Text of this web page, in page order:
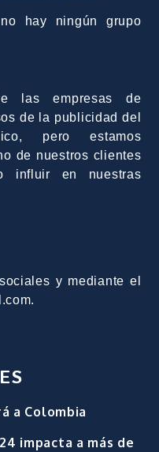
hay ningún grupo
las empresas de
de la publicidad del
pero estamos
de nuestros clientes
influir en nuestras
y mediante el
a Colombia
impacta a más de